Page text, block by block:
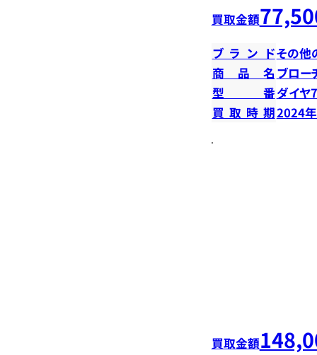
買取金額
ブランドその他
商品名 ブロー
型番ダイヤ
買取時期2024
買取金額